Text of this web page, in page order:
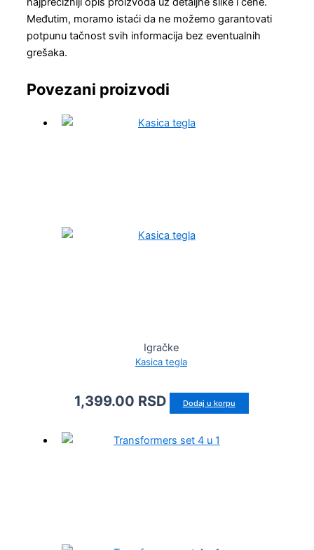
Međutim, moramo istaći da ne možemo garantovati
potpunu tačnost svih informacija bez eventualnih
grešaka.
Povezani proizvodi
Igračke
Kasica tegla
1,399.00 RSD Dodaj u korpu